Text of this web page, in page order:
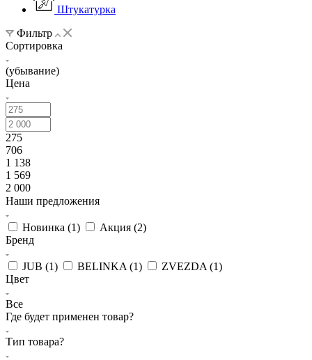
Штукатурка
Фильтр
Сортировка
(убывание)
Цена
275
706
1 138
1 569
2 000
Наши предложения
Новинка (1) Акция (2)
Бренд
JUB (1) BELINKA (1) ZVEZDA (1)
Цвет
Все
Где будет применен товар?
Тип товара?